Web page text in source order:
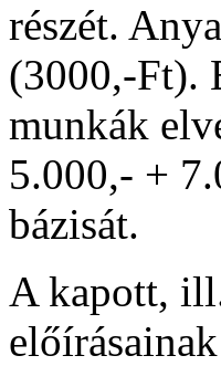
részét.
(3000,-Ft).
munkák
5.000,- +
bázisát.
A kapott,